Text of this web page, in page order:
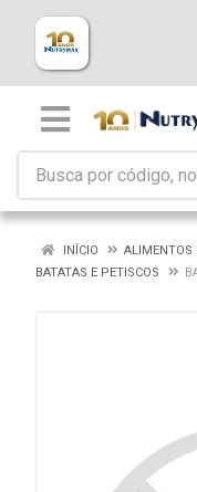
INÍCIO
ALIMENTOS
BATATAS E PETISCOS